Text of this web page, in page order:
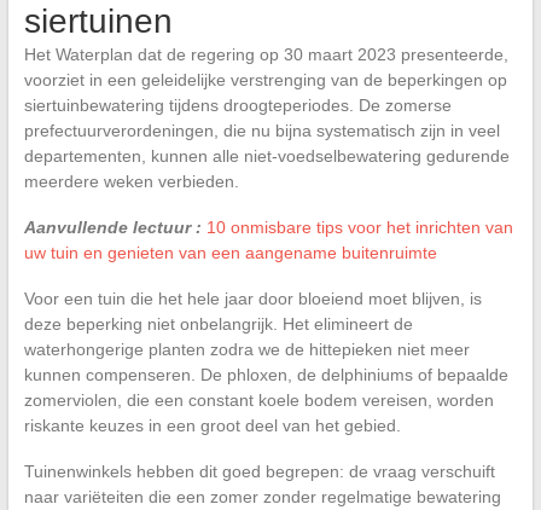
siertuinen
Het Waterplan dat de regering op 30 maart 2023 presenteerde,
voorziet in een geleidelijke verstrenging van de beperkingen op
siertuinbewatering tijdens droogteperiodes. De zomerse
prefectuurverordeningen, die nu bijna systematisch zijn in veel
departementen, kunnen alle niet-voedselbewatering gedurende
meerdere weken verbieden.
Aanvullende lectuur : 10 onmisbare tips voor het inrichten van
uw tuin en genieten van een aangename buitenruimte
Voor een tuin die het hele jaar door bloeiend moet blijven, is
deze beperking niet onbelangrijk. Het elimineert de
waterhongerige planten zodra we de hittepieken niet meer
kunnen compenseren. De phloxen, de delphiniums of bepaalde
zomerviolen, die een constant koele bodem vereisen, worden
riskante keuzes in een groot deel van het gebied.
Tuinenwinkels hebben dit goed begrepen: de vraag verschuift
naar variëteiten die een zomer zonder regelmatige bewatering